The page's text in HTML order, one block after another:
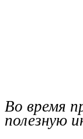
Во время
полезную